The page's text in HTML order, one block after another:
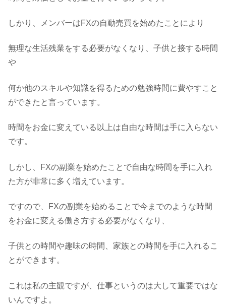
しかり、メンバーはFXの自動売買を始めたことにより
無理な生活残業をする必要がなくなり、子供と接する時間
や
何か他のスキルや知識を得るための勉強時間に費やすこと
ができたと言っています。
時間をお金に変えている以上は自由な時間は手に入らない
です。
しかし、FXの副業を始めたことで自由な時間を手に入れ
た方が非常に多く増えています。
ですので、FXの副業を始めることで今までのような時間
をお金に変える働き方する必要がなくなり、
子供との時間や趣味の時間、家族との時間を手に入れるこ
とができます。
これは私の主観ですが、仕事というのは大して重要ではな
いんですよ。